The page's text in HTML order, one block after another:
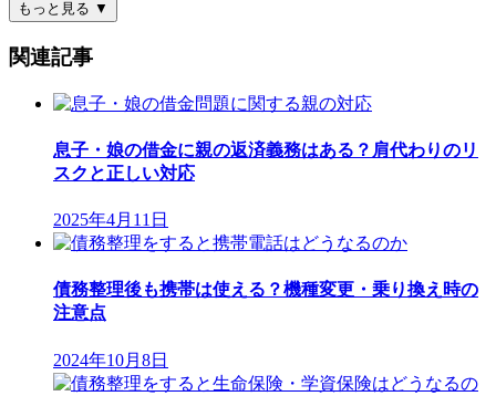
もっと見る ▼
関連記事
息子・娘の借金に親の返済義務はある？肩代わりのリ
スクと正しい対応
2025年4月11日
債務整理後も携帯は使える？機種変更・乗り換え時の
注意点
2024年10月8日